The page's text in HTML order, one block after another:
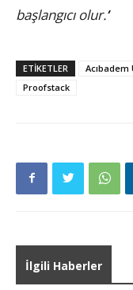
başlangıcı olur.’’
ETIKETLER
Proofstack
İlgili Haberler